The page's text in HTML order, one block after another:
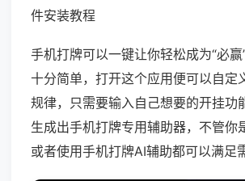
件安装教程
手机打牌可以一键让你轻松成为“必
十分简单，打开这个应用便可以自定
规律，只需要输入自己想要的开挂功
生成出手机打牌专用辅助器，不管你
或者使用手机打牌AI辅助都可以满足